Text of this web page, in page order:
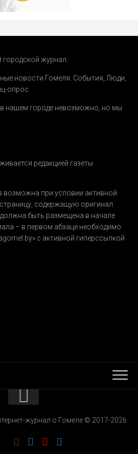
городской журнал.
новости Гомеля. События Люди
опрос
в нашем городе невозможно, но мы
редакцией газеты
возможна при условии активной
содержащую оригинал
быть размещена в начале
– в первом абзаце необходимо
с активной гиперссылкой
журнал о Гомеле © 2017-2026